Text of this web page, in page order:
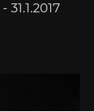
- 31.1.2017